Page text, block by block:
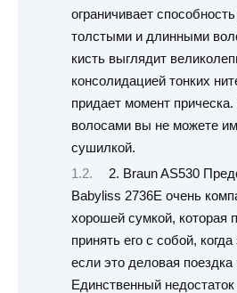
ограничивает
толстыми и длинными
кисть выглядит
консолидацией тонких
придает момент
волосами вы не можете
сушилкой.
2. Braun AS530
Babyliss 2736E очень
хорошей сумкой, которая
принять его с собой,
если это деловая поездка
Единственный